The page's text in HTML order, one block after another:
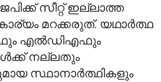
സീറ്റ് ഇല്ലാത്ത
മറക്കരുത്. യഥാർത്ഥ
എൽഡിഎഫും
നല്ലതും
സ്ഥാനാർത്ഥികളും